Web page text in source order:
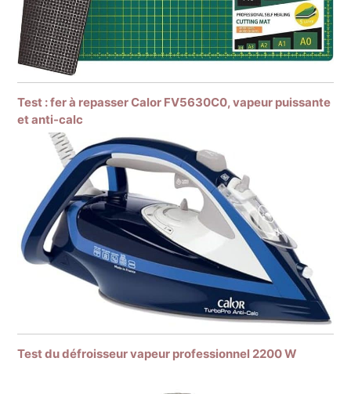
Test : fer à repasser Calor FV5630C0, vapeur puissante
et anti-calc
Test du défroisseur vapeur professionnel 2200 W